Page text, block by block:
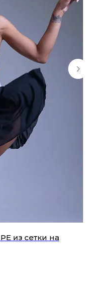
из сетки на